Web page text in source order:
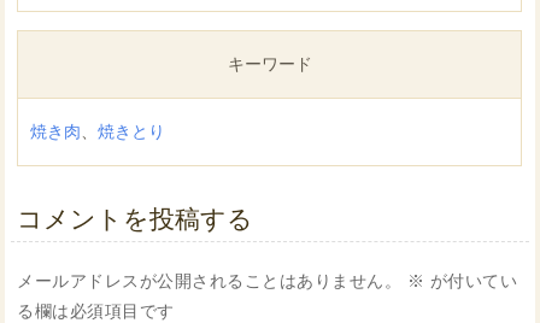
キーワード
焼き肉、焼きとり
コメントを投稿する
メールアドレスが公開されることはありません。 ※ が付いてい
る欄は必須項目です